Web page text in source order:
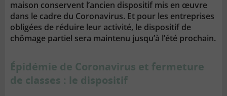
maison conservent l’ancien dispositif mis en œuvre
dans le cadre du Coronavirus. Et pour les entreprises
obligées de réduire leur activité, le dispositif de
chômage partiel sera maintenu jusqu’à l’été prochain.
Épidémie de Coronavirus et fermeture
de classes : le dispositif